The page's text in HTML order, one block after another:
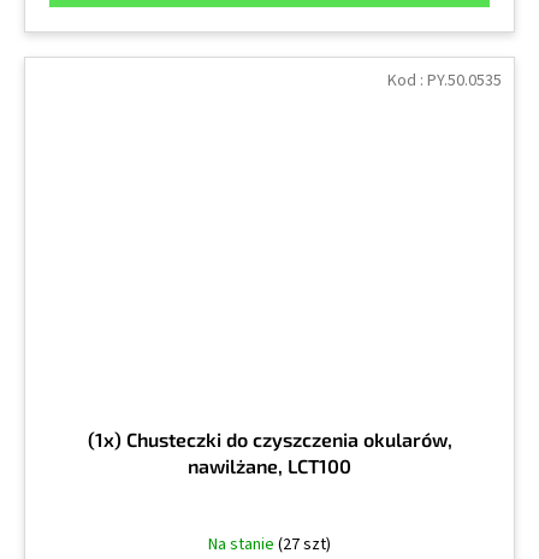
(1x) Chusteczki do czyszczenia okularów,
nawilżane, LCT100
Na stanie (27 szt)
Kod : PY.50.0535